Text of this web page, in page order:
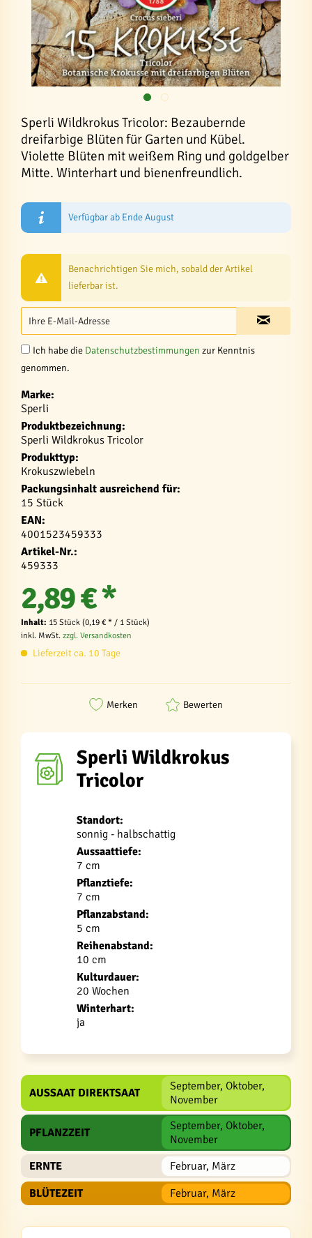
Sperli Wildkrokus Tricolor: Bezaubernde
dreifarbige Blüten für Garten und Kübel.
Violette Blüten mit weißem Ring und goldgelber
Mitte. Winterhart und bienenfreundlich.
Verfügbar ab Ende August
Benachrichtigen Sie mich, sobald der Artikel
lieferbar ist.
Ich habe die Datenschutzbestimmungen zur Kenntnis
genommen.
Marke:
Sperli
Produktbezeichnung:
Sperli Wildkrokus Tricolor
Produkttyp:
Krokuszwiebeln
Packungsinhalt ausreichend für:
15 Stück
EAN:
4001523459333
Artikel-Nr.:
459333
2,89 € *
Inhalt: 15 Stück (0,19 € * / 1 Stück)
inkl. MwSt. zzgl. Versandkosten
Lieferzeit ca. 10 Tage
Merken Bewerten
Sperli Wildkrokus
Tricolor
Standort:
sonnig - halbschattig
Aussaattiefe:
7 cm
Pflanztiefe:
7 cm
Pflanzabstand:
5 cm
Reihenabstand:
10 cm
Kulturdauer:
20 Wochen
Winterhart:
ja
AUSSAAT DIREKTSAAT
September, Oktober,
November
PFLANZZEIT
September, Oktober,
November
ERNTE
Februar, März
BLÜTEZEIT
Februar, März